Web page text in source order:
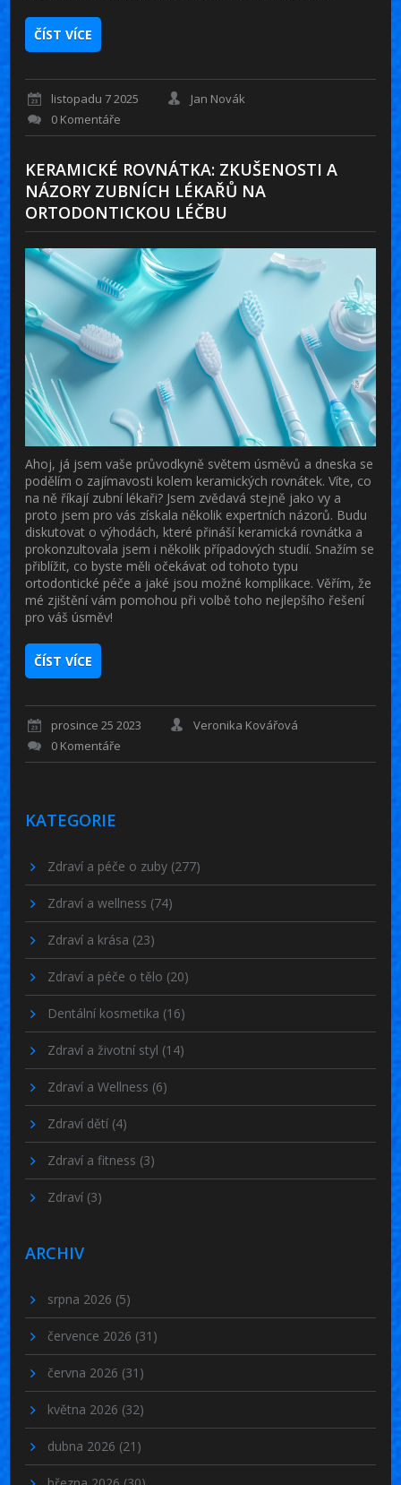
ČÍST VÍCE
listopadu 7 2025
Jan Novák
0 Komentáře
KERAMICKÉ ROVNÁTKA: ZKUŠENOSTI A
NÁZORY ZUBNÍCH LÉKAŘŮ NA
ORTODONTICKOU LÉČBU
Ahoj, já jsem vaše průvodkyně světem úsměvů a dneska se
podělím o zajímavosti kolem keramických rovnátek. Víte, co
na ně říkají zubní lékaři? Jsem zvědavá stejně jako vy a
proto jsem pro vás získala několik expertních názorů. Budu
diskutovat o výhodách, které přináší keramická rovnátka a
prokonzultovala jsem i několik případových studií. Snažím se
přiblížit, co byste měli očekávat od tohoto typu
ortodontické péče a jaké jsou možné komplikace. Věřím, že
mé zjištění vám pomohou při volbě toho nejlepšího řešení
pro váš úsměv!
ČÍST VÍCE
prosince 25 2023
Veronika Kovářová
0 Komentáře
KATEGORIE
Zdraví a péče o zuby (277)
Zdraví a wellness (74)
Zdraví a krása (23)
Zdraví a péče o tělo (20)
Dentální kosmetika (16)
Zdraví a životní styl (14)
Zdraví a Wellness (6)
Zdraví dětí (4)
Zdraví a fitness (3)
Zdraví (3)
ARCHIV
srpna 2026 (5)
července 2026 (31)
června 2026 (31)
května 2026 (32)
dubna 2026 (21)